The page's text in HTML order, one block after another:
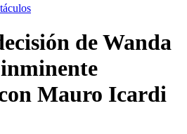
de Wanda
Mauro Icardi